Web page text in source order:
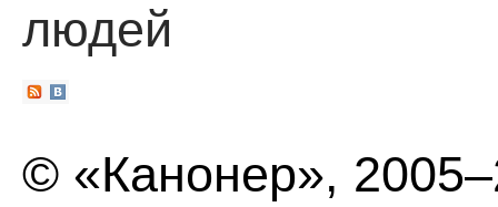
людей
© «Канонер»,